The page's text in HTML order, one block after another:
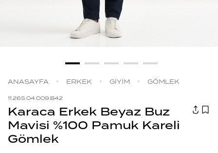
ANASAYFA ERKEK GİYİM GÖMLEK
11.26S.04.009.B42
Karaca Erkek Beyaz Buz
Mavisi %100 Pamuk Kareli
Gömlek